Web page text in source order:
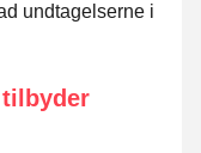
undtagelserne i